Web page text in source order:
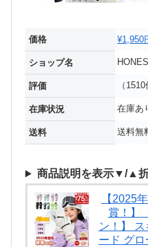
価格 ¥1,950
ショップ名
評価 （
在庫状況 在庫あ
送料 送料無
商品説明を表示▼/▲
【2025
賞！】
ン！】
ード グ